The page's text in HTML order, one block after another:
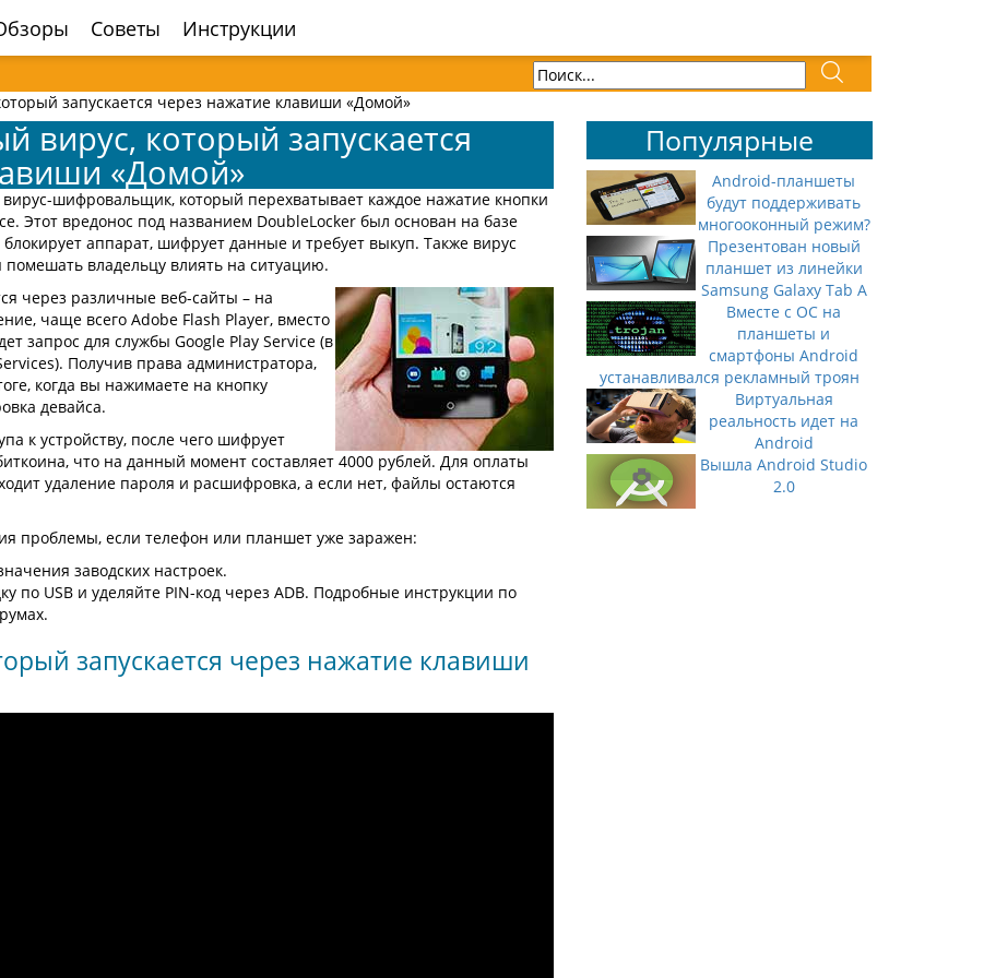
Советы Инструкции
запускается через нажатие клавиши «Домой»
вирус, который запускается
«Домой»
шифровальщик, который перехватывает каждое нажатие кнопки
Этот вредонос под названием DoubleLocker был основан на базе
аппарат, шифрует данные и требует выкуп. Также вирус
владельцу влиять на ситуацию.
через различные веб-сайты – на
чаще всего Adobe Flash Player, вместо
запрос для службы Google Play Service (в
Получив права администратора,
когда вы нажимаете на кнопку
девайса.
к устройству, после чего шифрует
что на данный момент составляет 4000 рублей. Для оплаты
удаление пароля и расшифровка, а если нет, файлы остаются
проблемы, если телефон или планшет уже заражен:
заводских настроек.
по USB и уделяйте PIN-код через ADB. Подробные инструкции по
запускается через нажатие клавиши
Популярные
Android-планшеты
будут поддерживать
многооконный режим?
Презентован новый
планшет из линейки
Samsung Galaxy Tab A
Вместе с ОС на
планшеты и
смартфоны Android
устанавливался рекламный троян
Виртуальная
реальность идет на
Android
Вышла Android Studio
2.0